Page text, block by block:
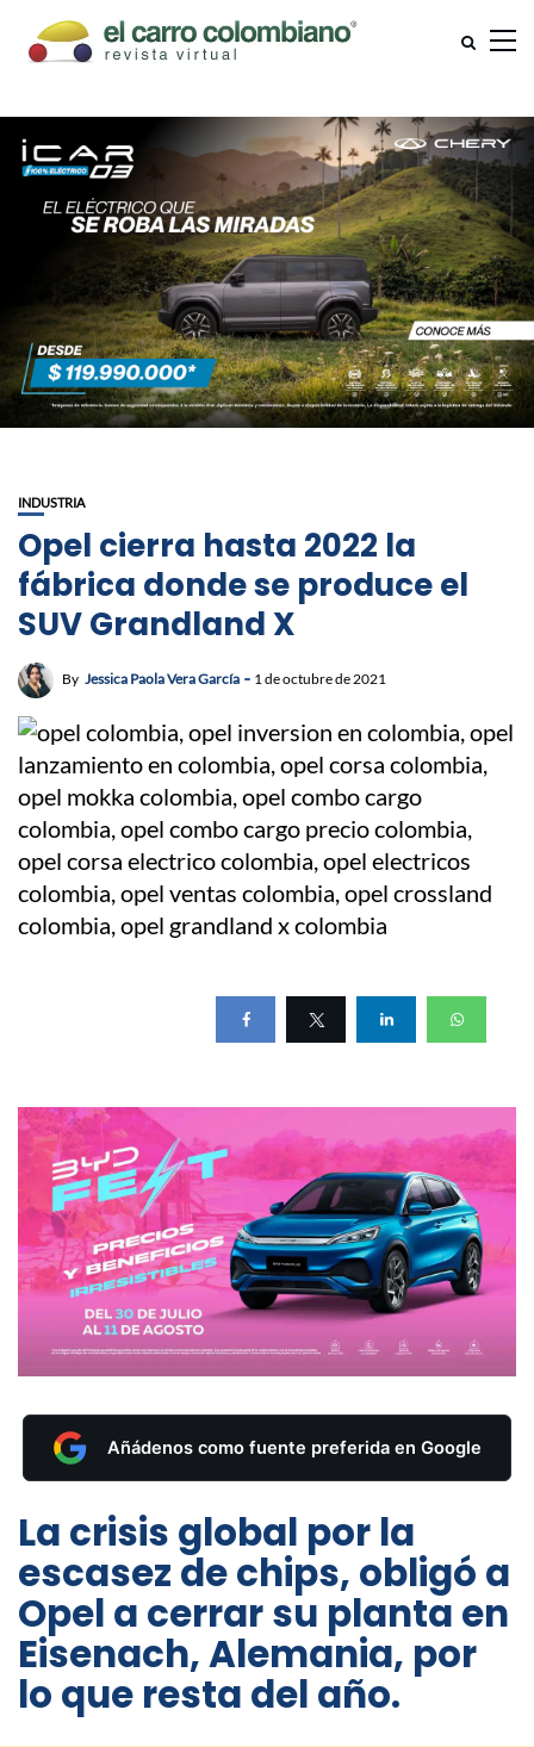
INDUSTRIA
Opel cierra hasta 2022 la
fábrica donde se produce el
SUV Grandland X
By Jessica Paola Vera García 1 de octubre de 2021
Añádenos como fuente preferida en Google
La crisis global por la
escasez de chips, obligó a
Opel a cerrar su planta en
Eisenach, Alemania, por
lo que resta del año.